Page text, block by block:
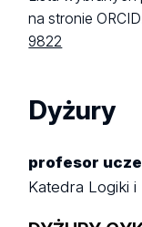
na stronie
9822
Dyżury
profesor
Katedra Logiki